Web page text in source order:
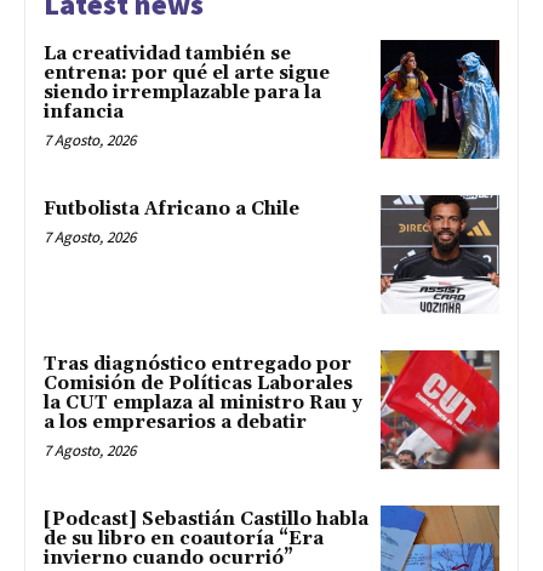
La creatividad también se
entrena: por qué el arte sigue
siendo irremplazable para la
infancia
7 Agosto, 2026
Futbolista Africano a Chile
7 Agosto, 2026
Tras diagnóstico entregado por
Comisión de Políticas Laborales
la CUT emplaza al ministro Rau y
a los empresarios a debatir
7 Agosto, 2026
[Podcast] Sebastián Castillo habla
de su libro en coautoría “Era
invierno cuando ocurrió”